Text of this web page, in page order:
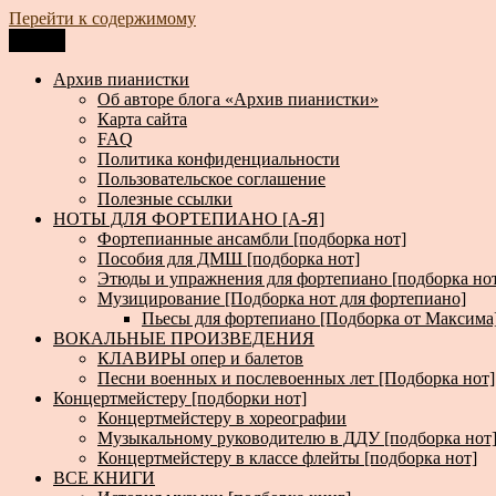
Перейти к содержимому
Архив пианистки
Всё для пианистов: ноты, книги, музыка, статьи…
Архив пианистки
Об авторе блога «Архив пианистки»
Карта сайта
FAQ
Политика конфиденциальности
Пользовательское соглашение
Полезные ссылки
НОТЫ ДЛЯ ФОРТЕПИАНО [А-Я]
Фортепианные ансамбли [подборка нот]
Пособия для ДМШ [подборка нот]
Этюды и упражнения для фортепиано [подборка
Музицирование [Подборка нот для фортепиано]
Пьесы для фортепиано [Подборка от
ВОКАЛЬНЫЕ ПРОИЗВЕДЕНИЯ
КЛАВИРЫ опер и балетов
Песни военных и послевоенных лет [Подборка нот]
Концертмейстеру [подборки нот]
Концертмейстеру в хореографии
Музыкальному руководителю в ДДУ [подборка нот]
Концертмейстеру в классе флейты [подборка нот]
ВСЕ КНИГИ